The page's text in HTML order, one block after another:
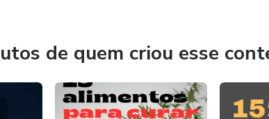
e sucesso
de quem criou esse